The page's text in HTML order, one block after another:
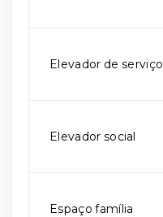
Elevador de serviço
Elevador social
Espaço família